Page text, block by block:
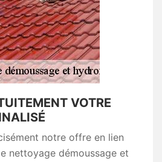
VOTRE
notre offre en lien
nettoyage démoussage et